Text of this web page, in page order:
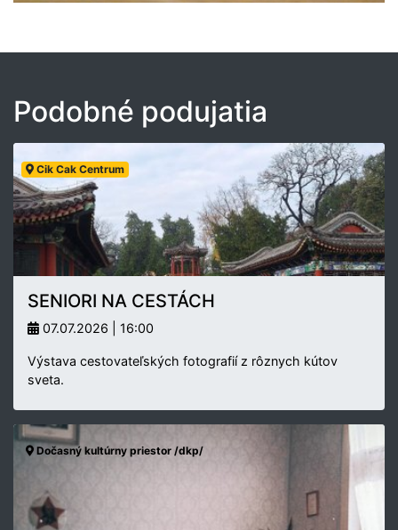
Podobné podujatia
Cik Cak Centrum
SENIORI NA CESTÁCH
07.07.2026 | 16:00
Výstava cestovateľských fotografií z rôznych kútov
sveta.
Dočasný kultúrny priestor /dkp/